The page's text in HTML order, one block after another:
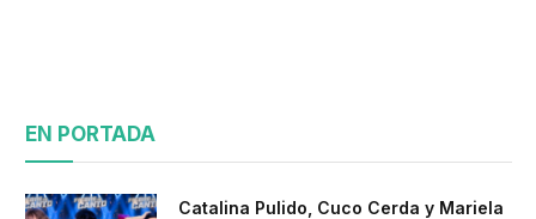
EN PORTADA
Catalina Pulido, Cuco Cerda y Mariela